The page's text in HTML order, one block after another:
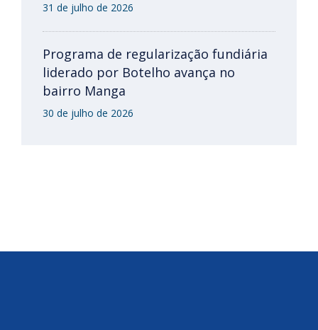
31 de julho de 2026
Programa de regularização fundiária
liderado por Botelho avança no
bairro Manga
30 de julho de 2026